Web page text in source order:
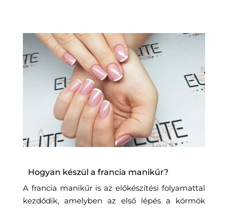
Hogyan készül a francia manikűr?
A francia manikűr is az előkészítési folyamattal
kezdődik, amelyben az első lépés a körmök